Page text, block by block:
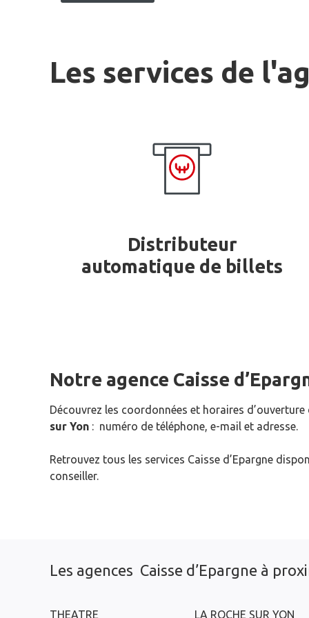
Les services de
Distributeur
automatique de billets
Notre agence Caisse
Découvrez les coordonnées et horaires d’ouverture
sur Yon : numéro de téléphone, e-mail et adresse.
Retrouvez tous les services Caisse d’Epargne
conseiller.
Les agences Caisse d’Epargne à
THEATRE LA ROCHE SUR YON